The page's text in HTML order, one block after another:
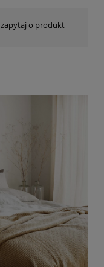
zapytaj o produkt